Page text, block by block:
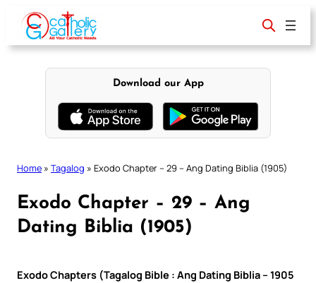
content
Download our App
Home » Tagalog » Exodo Chapter – 29 – Ang Dating Biblia (1905)
Exodo Chapter – 29 – Ang
Dating Biblia (1905)
Exodo Chapters (Tagalog Bible : Ang Dating Biblia – 1905